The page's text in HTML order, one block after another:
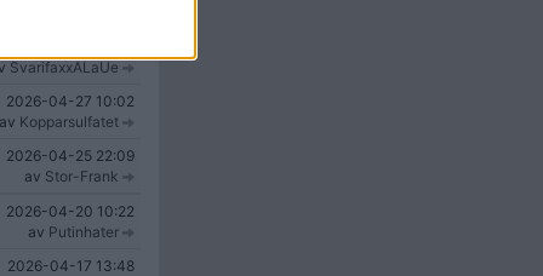
SvarifaxxALaUe
2026-04-27 10:02
av Kopparsulfatet
2026-04-25 22:09
av Stor-Frank
2026-04-20 10:22
av Putinhater
2026-04-17 13:48